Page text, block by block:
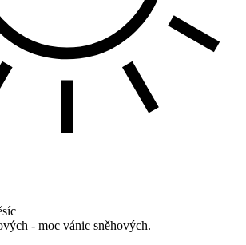
- moc vánic sněhových.